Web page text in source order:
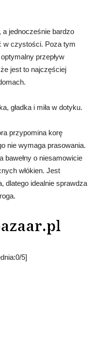
a jednocześnie bardzo
w czystości. Poza tym
przepływ
jest to najczęściej
gładka i miła w dotyku.
przypomina korę
nie wymaga prasowania.
bawełny o niesamowicie
włókien. Jest
dlatego idealnie sprawdza
5]